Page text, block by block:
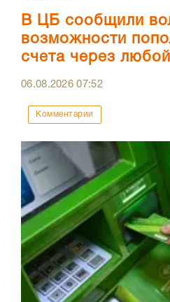
В ЦБ сообщили
возможности
счета через
06.08.202607:52
Комментарии